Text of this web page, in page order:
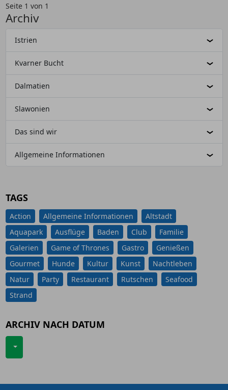
Seite 1 von 1
Archiv
Istrien
Kvarner Bucht
Dalmatien
Slawonien
Das sind wir
Allgemeine Informationen
TAGS
Action Allgemeine Informationen
Altstadt
Aquapark
Ausflüge Baden Club
Familie
Galerien
Game of Thrones Gastro
Genießen
Gourmet
Hunde Kultur Kunst
Nachtleben
Natur
Party Restaurant Rutschen
Seafood
Strand
ARCHIV NACH DATUM